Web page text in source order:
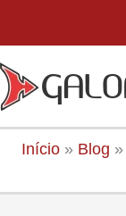
o
conteúdo
Início» Blog »